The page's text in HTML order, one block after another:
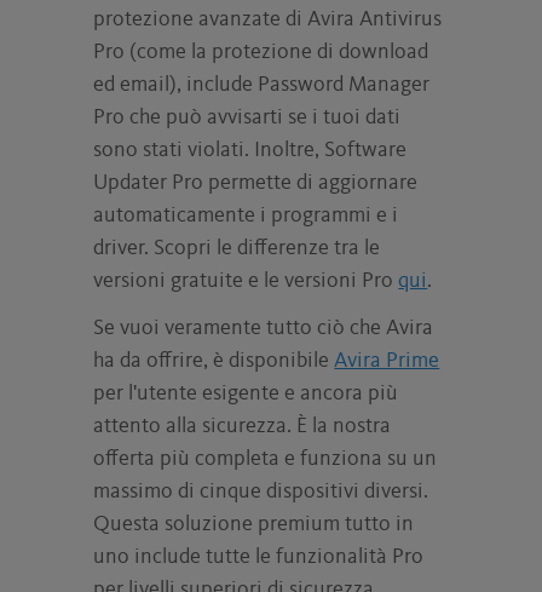
protezione avanzate di Avira Antivirus
Pro (come la protezione di download
ed email), include Password Manager
Pro che può avvisarti se i tuoi dati
sono stati violati. Inoltre, Software
Updater Pro permette di aggiornare
automaticamente i programmi e i
driver. Scopri le differenze tra le
versioni gratuite e le versioni Proqui.
Se vuoi veramente tutto ciò che Avira
ha da offrire, è disponibileAvira Prime
per l'utente esigente e ancora più
attento alla sicurezza. È la nostra
offerta più completa e funziona su un
massimo di cinque dispositivi diversi.
Questa soluzione premium tutto in
uno include tutte le funzionalità Pro